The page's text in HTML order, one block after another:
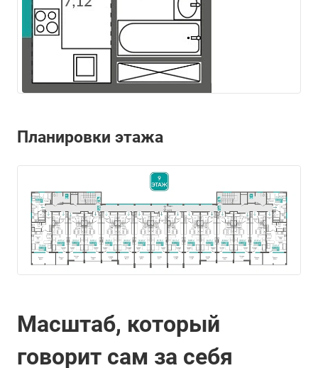
Планировки этажа
Масштаб, который
говорит сам за себя